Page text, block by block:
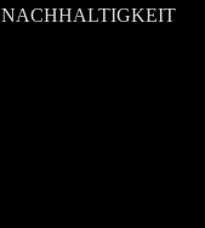
NACHHALTIGKEIT